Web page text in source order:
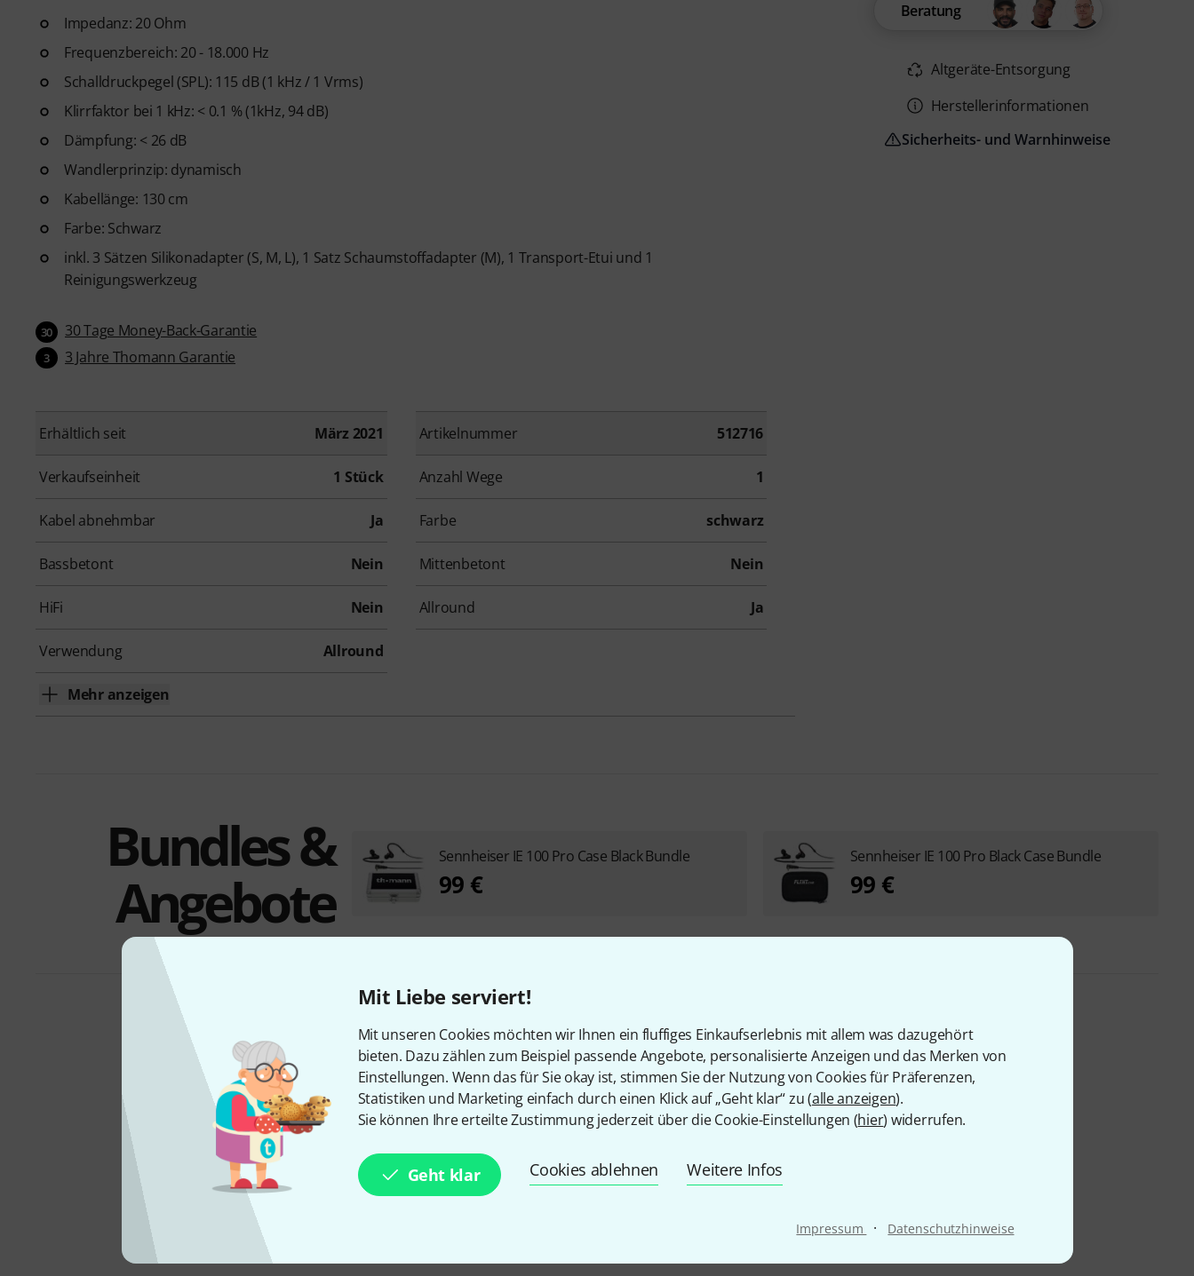
Mit Liebe serviert!
Mit unseren Cookies möchten wir Ihnen ein fluffiges Einkaufserlebnis mit allem was dazugehört
bieten. Dazu zählen zum Beispiel passende Angebote, personalisierte Anzeigen und das Merken von
Einstellungen. Wenn das für Sie okay ist, stimmen Sie der Nutzung von Cookies für Präferenzen,
Statistiken und Marketing einfach durch einen Klick auf „Geht klar“ zu (alle anzeigen).
Sie können Ihre erteilte Zustimmung jederzeit über die Cookie-Einstellungen (hier) widerrufen.
Geht klar Cookies ablehnen Weitere Infos
Impressum · Datenschutzhinweise
Impedanz: 20 Ohm
Frequenzbereich: 20 - 18.000 Hz
Schalldruckpegel (SPL): 115 dB (1 kHz / 1 Vrms)
Klirrfaktor bei 1 kHz: < 0.1 % (1kHz, 94 dB)
Dämpfung: < 26 dB
Wandlerprinzip: dynamisch
Kabellänge: 130 cm
Farbe: Schwarz
inkl. 3 Sätzen Silikonadapter (S, M, L), 1 Satz Schaumstoffadapter (M), 1 Transport-Etui und 1
Reinigungswerkzeug
30 30 Tage Money-Back-Garantie
3 3 Jahre Thomann Garantie
Erhältlich seit März 2021 Artikelnummer 512716
Verkaufseinheit 1 Stück Anzahl Wege 1
Kabel abnehmbar Ja Farbe schwarz
Bassbetont Nein Mittenbetont Nein
HiFi Nein Allround Ja
Verwendung Allround
Mehr anzeigen
Beratung
Altgeräte-Entsorgung
Herstellerinformationen
Sicherheits- und Warnhinweise
Bundles &
Angebote
Sennheiser IE 100 Pro Case Black Bundle
99 €
Sennheiser IE 100 Pro Black Case Bundle
99 €
Dynamischer
Allrounder